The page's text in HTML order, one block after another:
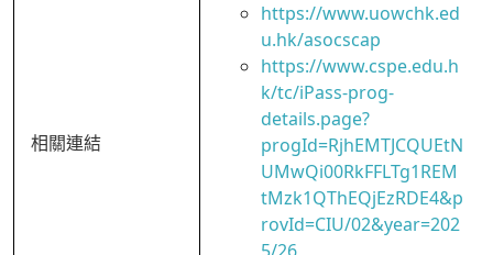
相關連結
https://www.uowchk.ed
u.hk/asocscap
https://www.cspe.edu.h
k/tc/iPass-prog-
details.page?
progId=RjhEMTJCQUEtN
UMwQi00RkFFLTg1REM
tMzk1QThEQjEzRDE4&p
rovId=CIU/02&year=202